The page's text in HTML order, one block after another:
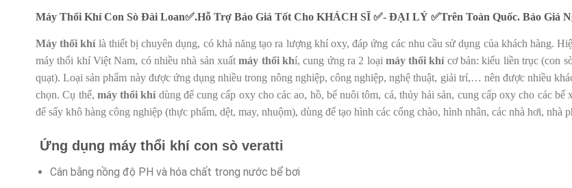
Máy Thổi Khí Con Sò Đài Loan✅.Hỗ Trợ Báo Giá Tốt Cho KHÁCH SĨ ✅- ĐẠI LÝ ✅Trên Toàn Quốc. Báo Giá
Máy thổi khílà thiết bị chuyên dụng, có khả năng tạo ra lượng khí oxy, đáp ứng các nhu cầu sử dụng của khách hàng.
máy thổi khí Việt Nam, có nhiều nhà sản xuấtmáy thổi khí, cung ứng ra 2 loại máy thổi khícơ bản: kiểu liền trục (con
quạt). Loại sản phẩm này được ứng dụng nhiều trong nông nghiệp, công nghiệp, nghệ thuật, giải trí,… nên được nhiều
chọn. Cụ thể, máy thổi khídùng để cung cấp oxy cho các ao, hồ, bể nuôi tôm, cá, thủy hải sản, cung cấp oxy cho các bể
để sấy khô hàng công nghiệp (thực phẩm, dệt, may, nhuộm), dùng để tạo hình các cổng chào, hình nhân, các nhà hơi, nhà
Ứng dụng máy thổi khí con sò veratti
Cân bằng nồng độ PH và hóa chất trong nước bể bơi